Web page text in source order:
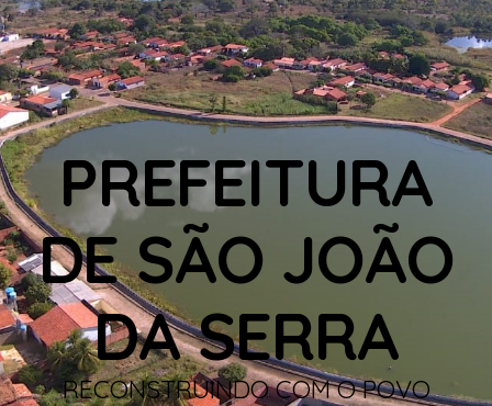
PREFEITURA
DE SÃO JOÃO
DA SERRA
RECONSTRUINDO COM O POVO